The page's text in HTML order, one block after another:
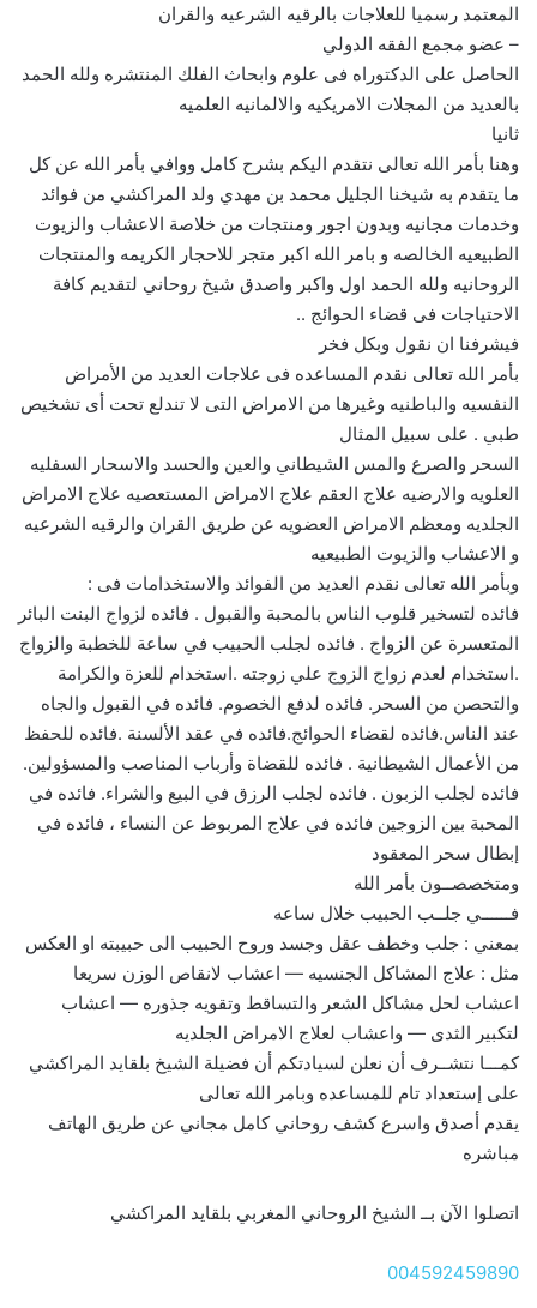
المعتمد رسميا للعلاجات بالرقيه الشرعيه والقران
– عضو مجمع الفقه الدولي
الحاصل على الدكتوراه فى علوم وابحاث الفلك المنتشره ولله الحمد
بالعديد من المجلات الامريكيه والالمانيه العلميه
ثانيا
وهنا بأمر الله تعالى نتقدم اليكم بشرح كامل ووافي بأمر الله عن كل
ما يتقدم به شيخنا الجليل محمد بن مهدي ولد المراكشي من فوائد
وخدمات مجانيه وبدون اجور ومنتجات من خلاصة الاعشاب والزيوت
الطبيعيه الخالصه و بامر الله اكبر متجر للاحجار الكريمه والمنتجات
الروحانيه ولله الحمد اول واكبر واصدق شيخ روحاني لتقديم كافة
الاحتياجات فى قضاء الحوائج ..
فيشرفنا ان نقول وبكل فخر
بأمر الله تعالى نقدم المساعده فى علاجات العديد من الأمراض
النفسيه والباطنيه وغيرها من الامراض التى لا تندلع تحت أى تشخيص
طبي . على سبيل المثال
السحر والصرع والمس الشيطاني والعين والحسد والاسحار السفليه
العلويه والارضيه علاج العقم علاج الامراض المستعصيه علاج الامراض
الجلديه ومعظم الامراض العضويه عن طريق القران والرقيه الشرعيه
و الاعشاب والزيوت الطبيعيه
وبأمر الله تعالى نقدم العديد من الفوائد والاستخدامات فى :
فائده لتسخير قلوب الناس بالمحبة والقبول . فائده لزواج البنت البائر
المتعسرة عن الزواج . فائده لجلب الحبيب في ساعة للخطبة والزواج
.استخدام لعدم زواج الزوج علي زوجته .استخدام للعزة والكرامة
والتحصن من السحر. فائده لدفع الخصوم. فائده في القبول والجاه
عند الناس.فائده لقضاء الحوائج.فائده في عقد الألسنة .فائده للحفظ
من الأعمال الشيطانية . فائده للقضاة وأرباب المناصب والمسؤولين.
فائده لجلب الزبون . فائده لجلب الرزق في البيع والشراء. فائده في
المحبة بين الزوجين فائده في علاج المربوط عن النساء ، فائده في
إبطال سحر المعقود
ومتخصصــون بأمر الله
فــــــي جلــب الحبيب خلال ساعه
بمعني : جلب وخطف عقل وجسد وروح الحبيب الى حبيبته او العكس
مثل : علاج المشاكل الجنسيه — اعشاب لانقاص الوزن سريعا
اعشاب لحل مشاكل الشعر والتساقط وتقويه جذوره — اعشاب
لتكبير الثدى — واعشاب لعلاج الامراض الجلديه
كمـــا نتشــرف أن نعلن لسيادتكم أن فضيلة الشيخ بلقايد المراكشي
على إستعداد تام للمساعده وبامر الله تعالى
يقدم أصدق واسرع كشف روحاني كامل مجاني عن طريق الهاتف
مباشره
اتصلوا الآن بــ الشيخ الروحاني المغربي بلقايد المراكشي
004592459890